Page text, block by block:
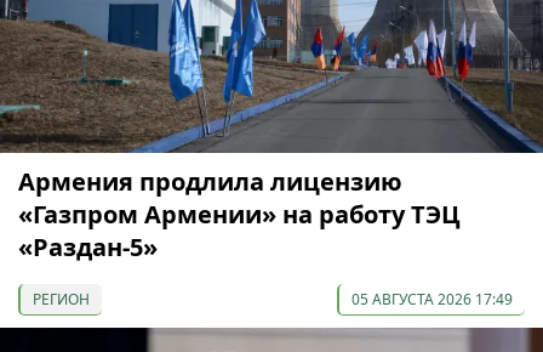
Армения продлила лицензию
«Газпром Армении» на работу ТЭЦ
«Раздан-5»
РЕГИОН 05 АВГУСТА 2026 17:49